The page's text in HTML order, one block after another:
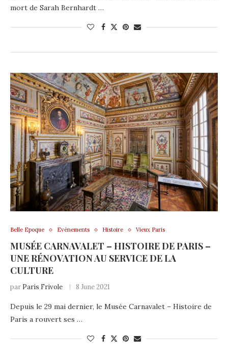
mort de Sarah Bernhardt …
Belle Epoque Evènements Histoire Vieux Paris
MUSÉE CARNAVALET – HISTOIRE DE PARIS –
UNE RÉNOVATION AU SERVICE DE LA
CULTURE
par Paris Frivole 8 June 2021
Depuis le 29 mai dernier, le Musée Carnavalet – Histoire de
Paris a rouvert ses …